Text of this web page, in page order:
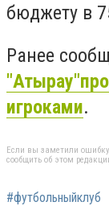
бюджету в
Ранее
игроками.
Если вы заметили
сообщить об этом
#футбольныйклуб